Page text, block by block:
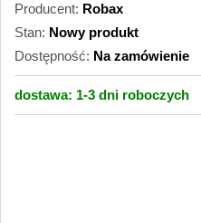
Producent: Robax
Stan: Nowy produkt
Dostępność: Na zamówienie
dostawa: 1-3 dni roboczych